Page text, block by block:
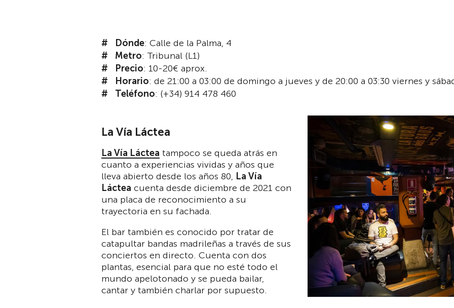
Dónde: Calle de la Palma, 4
Metro: Tribunal (L1)
Precio: 10-20€ aprox.
Horario: de 21:00 a 03:00 de domingo a jueves y de 20:00 a 03:30 viernes y
Teléfono: (+34) 914 478 460
La Vía Láctea
La Vía Láctea tampoco se queda atrás en
cuanto a experiencias vividas y años que
lleva abierto desde los años 80, La Vía
Láctea cuenta desde diciembre de 2021 con
una placa de reconocimiento a su
trayectoria en su fachada.
El bar también es conocido por tratar de
catapultar bandas madrileñas a través de sus
conciertos en directo. Cuenta con dos
plantas, esencial para que no esté todo el
mundo apelotonado y se pueda bailar,
cantar y también charlar por supuesto.